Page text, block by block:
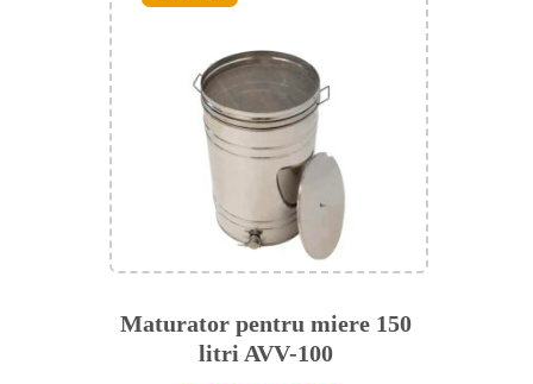
Maturator pentru miere 150
litri AVV-100